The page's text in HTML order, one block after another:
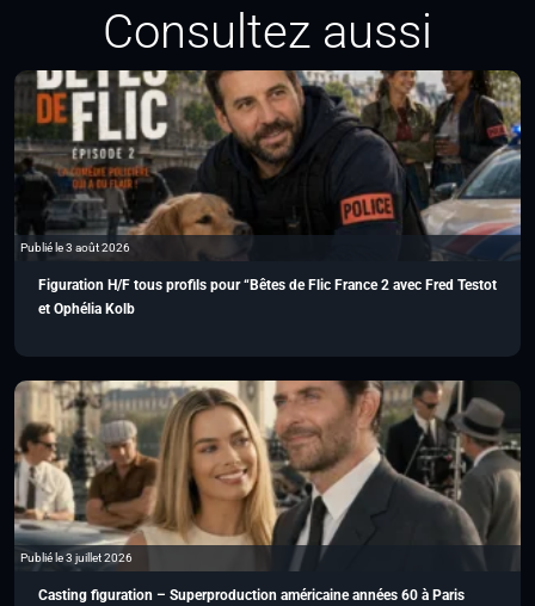
Consultez aussi
Publié le 3 août 2026
Figuration H/F tous profils pour “Bêtes de Flic France 2 avec Fred Testot
et Ophélia Kolb
Publié le 3 juillet 2026
Casting figuration – Superproduction américaine années 60 à Paris